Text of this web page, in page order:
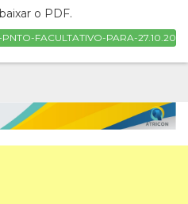
o PDF.
FACULTATIVO-PARA-